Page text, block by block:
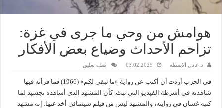
هوامش من وحي ما جرى في غزة:
تزاحم الأحداث وضياع بعض الأفكار
د.عادل الاسطه 03.02.2025 اضف تعليق
في الحرب أردت أن أكتب عن رواية «ما تبقى لكم» (1966) فما قرأته فيها
شاهدته في أشرطة الفيديو التي تبث. كأن المشهد الذي أشاهده تجسيد لما
كتبه غسان في روايته، والمشهد ليس من فيلم سينمائي أخذ عنها. إنه مشهد